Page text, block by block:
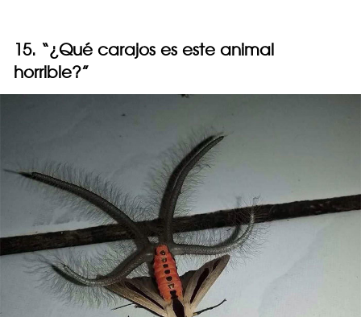
15. “¿Qué carajos es este animal
horrible?”